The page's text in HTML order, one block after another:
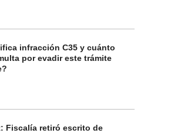
infracción C35 y cuánto
por evadir este trámite
Fiscalía retiró escrito de